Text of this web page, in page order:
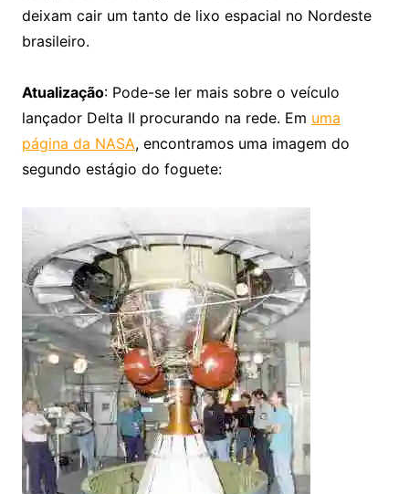
deixam cair um tanto de lixo espacial no Nordeste
brasileiro.
Atualização: Pode-se ler mais sobre o veículo
lançador Delta II procurando na rede. Em uma
página da NASA, encontramos uma imagem do
segundo estágio do foguete: